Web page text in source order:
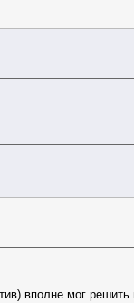
вполне мог